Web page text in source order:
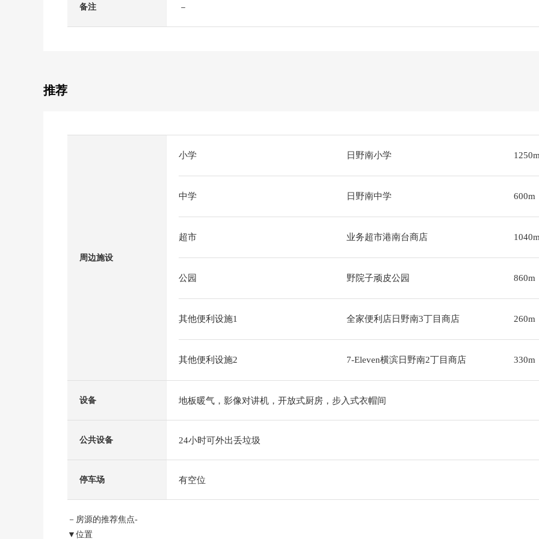
备注 －
推荐
周边施设
小学 日野南小学
中学 日野南中学 600m
超市 业务超市港南台商店
公园 野院子顽皮公园 860m
其他便利设施1 全家便利店日野南3丁目商店 260m
其他便利设施2 7-Eleven横滨日野南2丁目商店 330m
设备 地板暖气，影像对讲机，开放式厨房，步入式衣帽间
公共设备 24小时可外出丢垃圾
停车场 有空位
－房源的推荐焦点-
▼位置